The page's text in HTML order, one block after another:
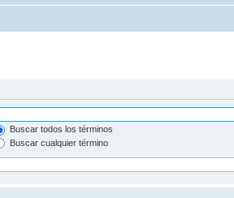
Buscar todos los términos
Buscar cualquier término